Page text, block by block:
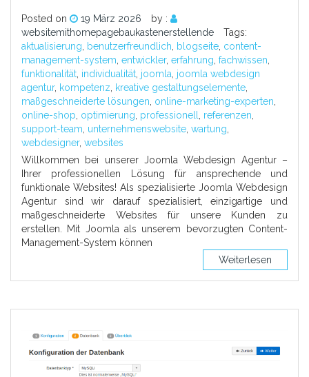
Posted on 19 März 2026
by :
websitemithomepagebaukastenerstellende
Tags:
aktualisierung, benutzerfreundlich, blogseite, content-
management-system, entwickler, erfahrung, fachwissen,
funktionalität, individualität, joomla, joomla webdesign
agentur, kompetenz, kreative gestaltungselemente,
maßgeschneiderte lösungen, online-marketing-experten,
online-shop, optimierung, professionell, referenzen,
support-team, unternehmenswebsite, wartung,
webdesigner, websites
Willkommen bei unserer Joomla Webdesign Agentur –
Ihrer professionellen Lösung für ansprechende und
funktionale Websites! Als spezialisierte Joomla Webdesign
Agentur sind wir darauf spezialisiert, einzigartige und
maßgeschneiderte Websites für unsere Kunden zu
erstellen. Mit Joomla als unserem bevorzugten Content-
Management-System können
Weiterlesen